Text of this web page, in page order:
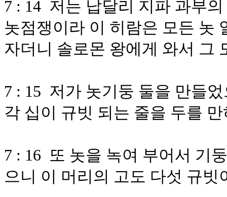
7 : 14 저는 납달리 지파 과부
놋점쟁이라 이 히람은 모든 놋
자더니 솔로몬 왕에게 와서 그
7 : 15 저가 놋기둥 둘을 만들
각 십이 규빗 되는 줄을 두를
7 : 16 또 놋을 녹여 부어서 기
으니 이 머리의 고도 다섯 규